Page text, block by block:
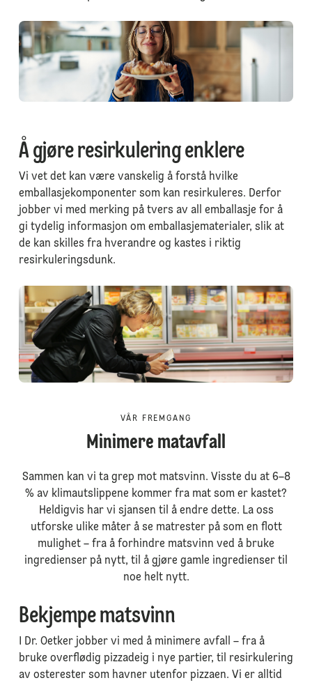
Å gjøre resirkulering enklere
Vi vet det kan være vanskelig å forstå hvilke
emballasjekomponenter som kan resirkuleres. Derfor
jobber vi med merking på tvers av all emballasje for å
gi tydelig informasjon om emballasjematerialer, slik at
de kan skilles fra hverandre og kastes i riktig
resirkuleringsdunk.
VÅR FREMGANG
Minimere matavfall
Sammen kan vi ta grep mot matsvinn. Visste du at 6–8
% av klimautslippene kommer fra mat som er kastet?
Heldigvis har vi sjansen til å endre dette. La oss
utforske ulike måter å se matrester på som en flott
mulighet – fra å forhindre matsvinn ved å bruke
ingredienser på nytt, til å gjøre gamle ingredienser til
noe helt nytt.
Bekjempe matsvinn
I Dr. Oetker jobber vi med å minimere avfall – fra å
bruke overflødig pizzadeig i nye partier, til resirkulering
av osterester som havner utenfor pizzaen. Vi er alltid